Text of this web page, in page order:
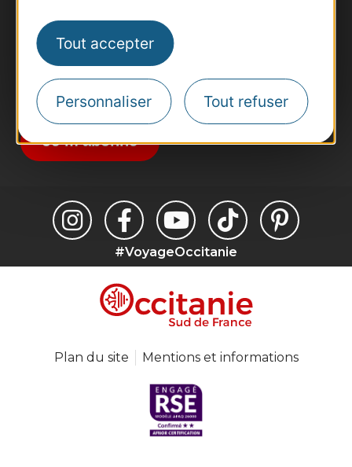
Tout accepter
Personnaliser Tout refuser
Voyagistes
Destination Sport
Inscrivez-vous à la lettre d'information
Destination Occitanie pour recevoir des
suggestions de séjours, de visites et de sorties.
Je m'abonne
#VoyageOccitanie
Plan du site Mentions et informations